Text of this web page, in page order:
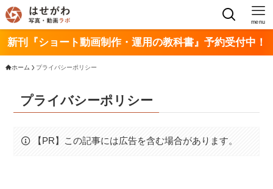
menu
新刊『ショート動画制作・運用の教科書』予約受付中！
ホーム プライバシーポリシー
プライバシーポリシー
【PR】この記事には広告を含む場合があります。